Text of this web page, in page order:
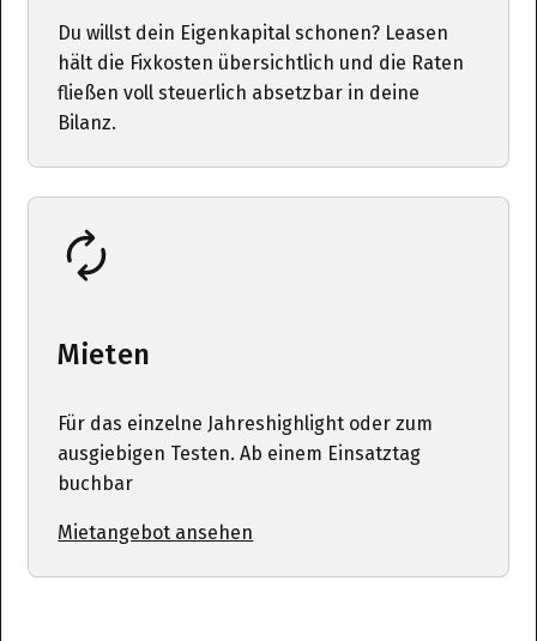
Du willst dein Eigenkapital schonen? Leasen
hält die Fixkosten übersichtlich und die Raten
fließen voll steuerlich absetzbar in deine
Bilanz.
Mieten
Für das einzelne Jahreshighlight oder zum
ausgiebigen Testen. Ab einem Einsatztag
buchbar
Mietangebot ansehen